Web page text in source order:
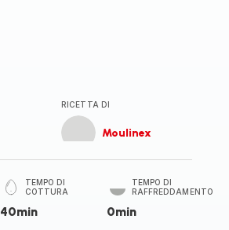
RICETTA DI
Moulinex
TEMPO DI
COTTURA
40min
TEMPO DI
RAFFREDDAMENTO
0min